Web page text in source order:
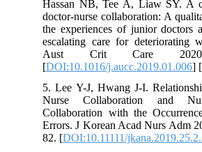
Hassan NB, Tee A, Liaw SY. A
doctor-nurse collaboration: A
the experiences of junior doctors
escalating care for deteriorating
Aust Crit Care
[DOI:10.1016/j.aucc.2019.01.006
5. Lee Y-J, Hwang J-I.
Nurse Collaboration and
Collaboration with the
Errors. J Korean Acad Nurs Adm
82. [DOI:10.11111/